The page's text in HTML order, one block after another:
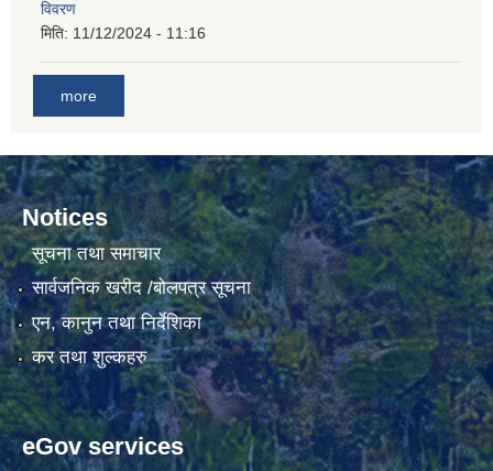
विवरण
मिति: 11/12/2024 - 11:16
more
Notices
सूचना तथा समाचार
सार्वजनिक खरीद /बोलपत्र सूचना
एन, कानुन तथा निर्देशिका
कर तथा शुल्कहरु
eGov services